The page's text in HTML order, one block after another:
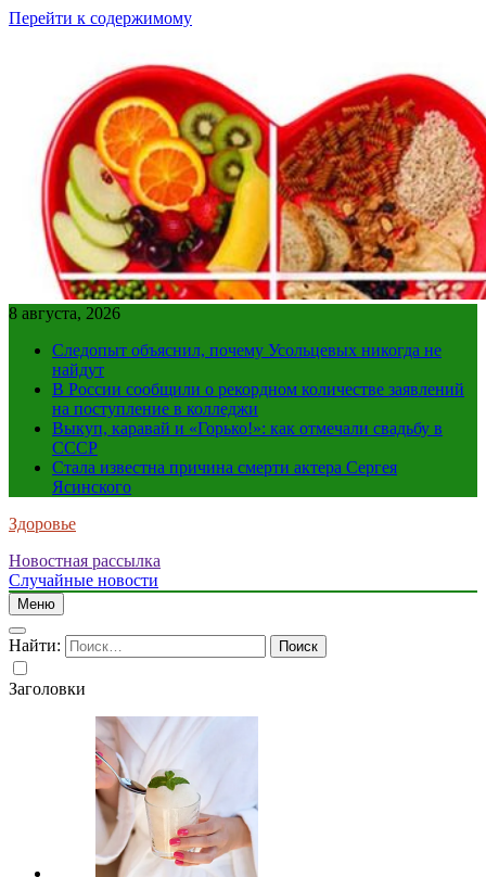
Перейти к содержимому
8 августа, 2026
Следопыт объяснил, почему Усольцевых никогда не
найдут
В России сообщили о рекордном количестве заявлений
на поступление в колледжи
Выкуп, каравай и «Горько!»: как отмечали свадьбу в
СССР
Стала известна причина смерти актера Сергея
Ясинского
Здоровье
Новостная рассылка
Случайные новости
Меню
Найти:
Заголовки